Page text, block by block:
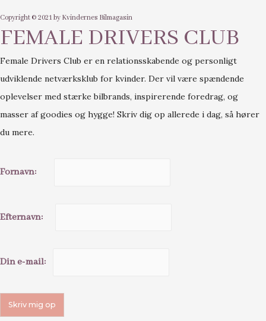
Copyright © 2021 by Kvindernes Bilmagasin
FEMALE DRIVERS CLUB
Female Drivers Club er en relationsskabende og personligt
udviklende netværksklub for kvinder. Der vil være spændende
oplevelser med stærke bilbrands, inspirerende foredrag, og
masser af goodies og hygge! Skriv dig op allerede i dag, så hører
du mere.
Fornavn:
Efternavn:
Din e-mail: